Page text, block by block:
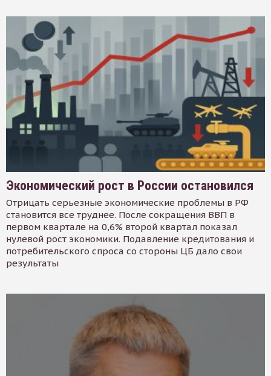
Экономический рост в России остановился
Отрицать серьезные экономические проблемы в РФ
становится все труднее. После сокращения ВВП в
первом квартале на 0,6% второй квартал показал
нулевой рост экономики. Подавление кредитования и
потребительского спроса со стороны ЦБ дало свои
результаты